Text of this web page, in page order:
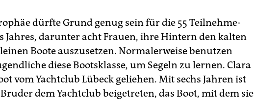
dürfte Grund genug sein für die 55 Teil­neh­me­
Jahres, darunter acht Frauen, ihre Hintern den kalten
Boote auszusetzen. Normalerweise benutzen
diese Bootsklasse, um Segeln zu lernen. Clara
vom Yachtclub Lübeck geliehen. Mit sechs Jahren ist
dem Yachtclub beigetreten, das Boot, mit dem sie